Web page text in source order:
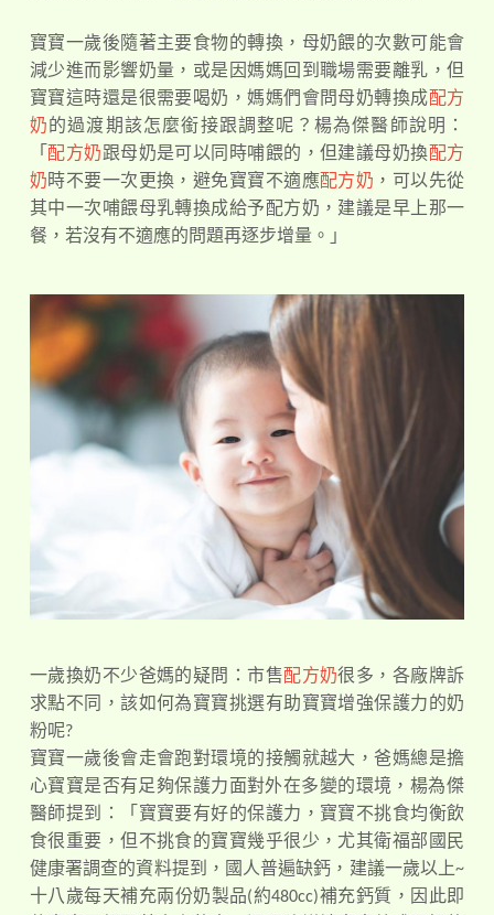
寶寶一歲後隨著主要食物的轉換，母奶餵的次數可能會
減少進而影響奶量，或是因媽媽回到職場需要離乳，但
寶寶這時還是很需要喝奶，媽媽們會問母奶轉換成配方
奶 的過渡期該怎麼銜接跟調整呢？楊為傑醫師說明：
「 配方奶跟母奶是可以同時哺餵的，但建議母奶換配方
奶時不要一次更換，避免寶寶不適應配方奶 ，可以先從
其中一次哺餵母乳轉換成給予配方奶，建議是早上那一
餐，若沒有不適應的問題再逐步增量。」
一歲換奶不少爸媽的疑問：市售配方奶很多，各廠牌訴
求點不同，該如何為寶寶挑選有助寶寶增強保護力的奶
粉呢?
寶寶一歲後會走會跑對環境的接觸就越大，爸媽總是擔
心寶寶是否有足夠保護力面對外在多變的環境，楊為傑
醫師提到：「寶寶要有好的保護力，寶寶不挑食均衡飲
食很重要，但不挑食的寶寶幾乎很少，尤其衛福部國民
健康署調查的資料提到，國人普遍缺鈣，建議一歲以上~
十八歲每天補充兩份奶製品(約480cc)補充鈣質，因此即